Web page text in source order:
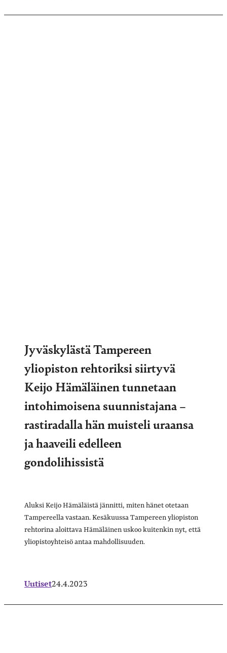
Jyväskylästä Tampereen
yliopiston rehtoriksi siirtyvä
Keijo Hämäläinen tunnetaan
intohimoisena suunnistajana –
rastiradalla hän muisteli uraansa
ja haaveili edelleen
gondolihissistä
Aluksi Keijo Hämäläistä jännitti, miten hänet otetaan
Tampereella vastaan. Kesäkuussa Tampereen yliopiston
rehtorina aloittava Hämäläinen uskoo kuitenkin nyt, että
yliopistoyhteisö antaa mahdollisuuden.
Uutiset24.4.2023